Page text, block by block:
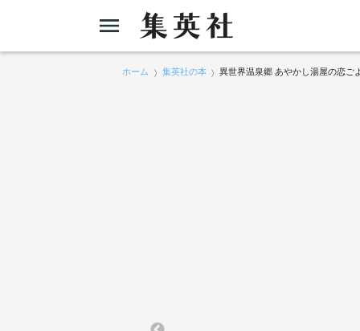
ホーム 集英社の本 異世界温泉郷 あやかし湯屋の恋ご